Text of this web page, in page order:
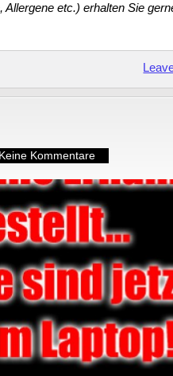
etc.) erhalten Sie
Keine Kommentare